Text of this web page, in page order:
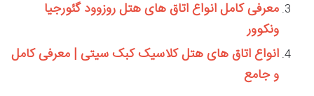
معرفی کامل انواع اتاق های هتل روزوود گئورجیا
ونکوور
انواع اتاق های هتل کلاسیک کبک سیتی | معرفی کامل
و جامع